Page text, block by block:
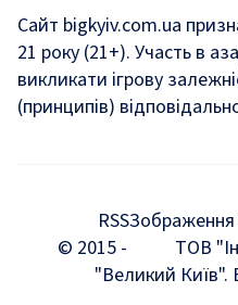
Комуналка
Хроніки війни
Мегаполіс
Київщина
Сайт bigkyiv.com.ua
21 року (21+). Участь в
викликати ігрову
(принципів)
RSSЗображення
© 2015 -
ТОВ
"Великий Київ".